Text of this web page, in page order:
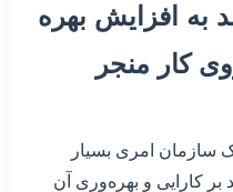
به افزایش بهره
کار منجر
سازمان امری بسیار
کارایی و بهره‌وری آن